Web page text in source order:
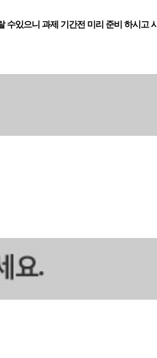
있으니 과제 기간전 미리 준비 하시고